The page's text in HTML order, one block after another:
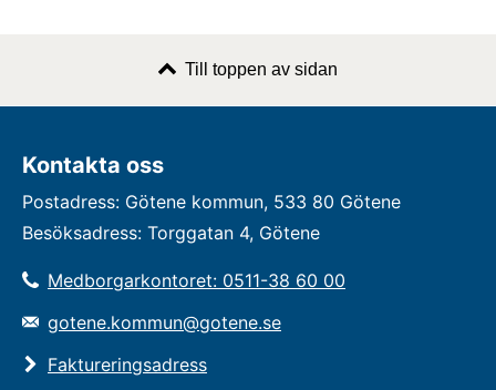
Till toppen av sidan
Kontakta oss
Postadress: Götene kommun, 533 80 Götene
Besöksadress: Torggatan 4, Götene
Medborgarkontoret: 0511-38 60 00
gotene.kommun@gotene.se
Faktureringsadress